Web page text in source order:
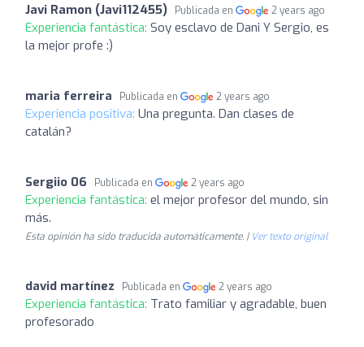
Javi Ramon (Javi112455) Publicada en 2 years ago
Experiencia fantástica: Soy esclavo de Dani Y Sergio, es
la mejor profe :)
maria ferreira Publicada en 2 years ago
Experiencia positiva: Una pregunta. Dan clases de
catalán?
Sergiio 06 Publicada en 2 years ago
Experiencia fantástica: el mejor profesor del mundo, sin
más.
Esta opinión ha sido traducida automáticamente. | Ver texto original
david martínez Publicada en 2 years ago
Experiencia fantástica: Trato familiar y agradable, buen
profesorado